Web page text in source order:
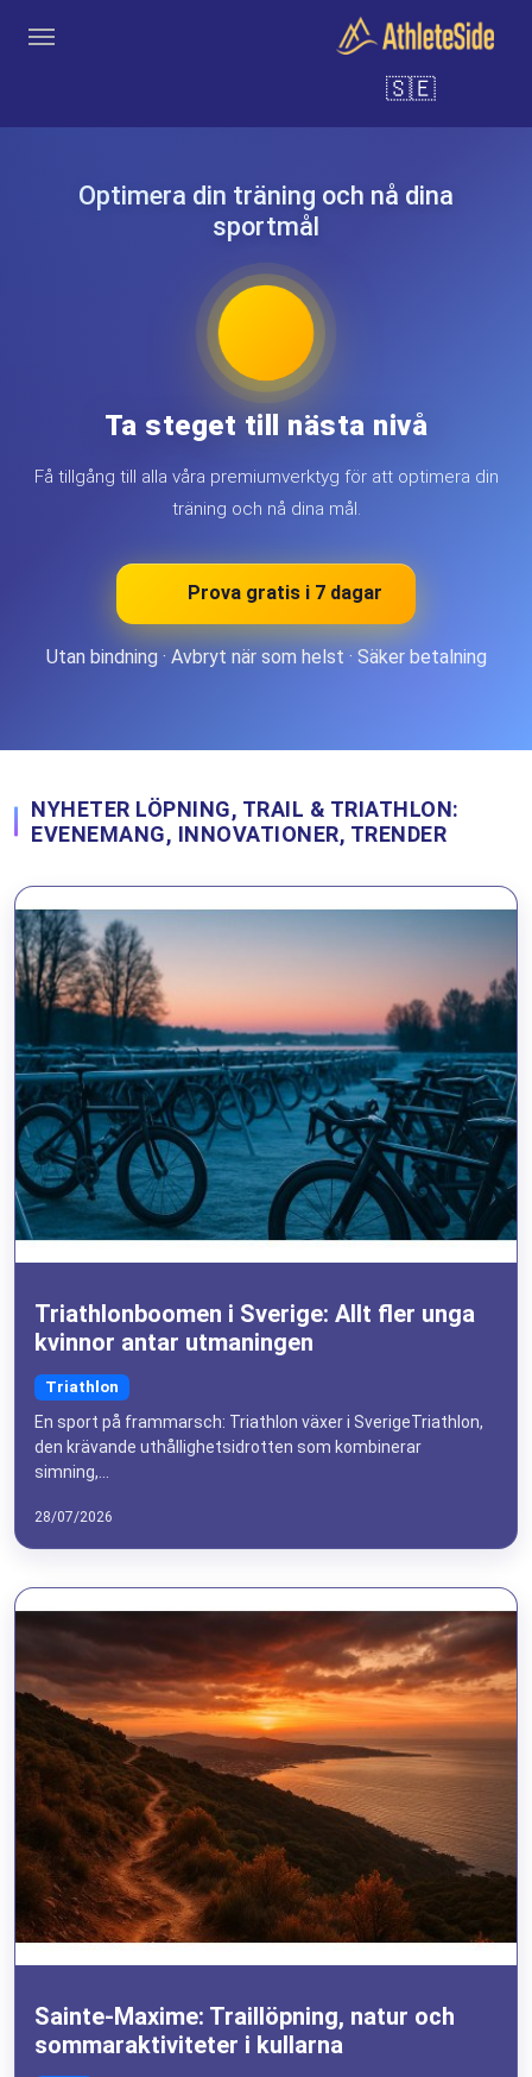
Registrering
🇸🇪
Optimera din träning och nå dina
sportmål
Ta steget till nästa nivå
Få tillgång till alla våra premiumverktyg för att optimera din
träning och nå dina mål.
Prova gratis i 7 dagar
Utan bindning · Avbryt när som helst · Säker betalning
NYHETER LÖPNING, TRAIL & TRIATHLON:
EVENEMANG, INNOVATIONER, TRENDER
Triathlonboomen i Sverige: Allt fler unga
kvinnor antar utmaningen
Triathlon
En sport på frammarsch: Triathlon växer i SverigeTriathlon,
den krävande uthållighetsidrotten som kombinerar
simning,...
28/07/2026
Sainte-Maxime: Traillöpning, natur och
sommaraktiviteter i kullarna